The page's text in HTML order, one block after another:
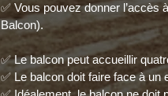
✅ Vous pouvez donner l’accès
Balcon).
✅ Le balcon peut accueillir
✅ Le balcon doit faire face à un